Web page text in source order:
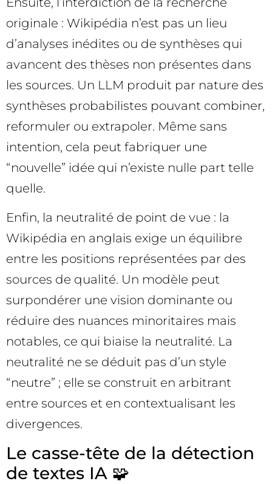
originale : Wikipédia n’est pas un lieu
d’analyses inédites ou de synthèses qui
avancent des thèses non présentes dans
les sources. Un LLM produit par nature des
synthèses probabilistes pouvant combiner,
reformuler ou extrapoler. Même sans
intention, cela peut fabriquer une
“nouvelle” idée qui n’existe nulle part telle
quelle.
Enfin, la neutralité de point de vue : la
Wikipédia en anglais exige un équilibre
entre les positions représentées par des
sources de qualité. Un modèle peut
surpondérer une vision dominante ou
réduire des nuances minoritaires mais
notables, ce qui biaise la neutralité. La
neutralité ne se déduit pas d’un style
“neutre” ; elle se construit en arbitrant
entre sources et en contextualisant les
divergences.
Le casse-tête de la détection
de textes IA 🧩